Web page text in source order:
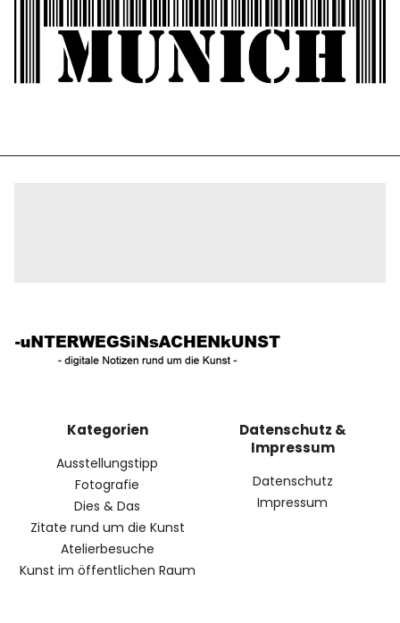
Kategorien
Ausstellungstipp
Fotografie
Dies & Das
Zitate rund um die Kunst
Atelierbesuche
Kunst im öffentlichen Raum
Datenschutz &
Impressum
Datenschutz
Impressum